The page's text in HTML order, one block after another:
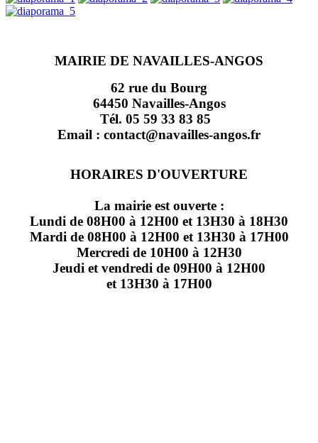
MAIRIE DE NAVAILLES-ANGOS
62 rue du Bourg
64450 Navailles-Angos
Tél. 05 59 33 83 85
Email : contact@navailles-angos.fr
HORAIRES D'OUVERTURE
La mairie est ouverte :
Lundi de 08H00 à 12H00 et 13H30 à 18H30
Mardi de 08H00 à 12H00 et 13H30 à 17H00
Mercredi de 10H00 à 12H30
Jeudi et vendredi de 09H00 à 12H00
et 13H30 à 17H00